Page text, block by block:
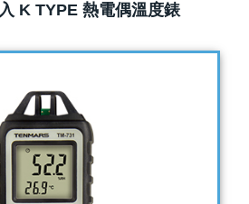
K TYPE 熱電偶溫度錶